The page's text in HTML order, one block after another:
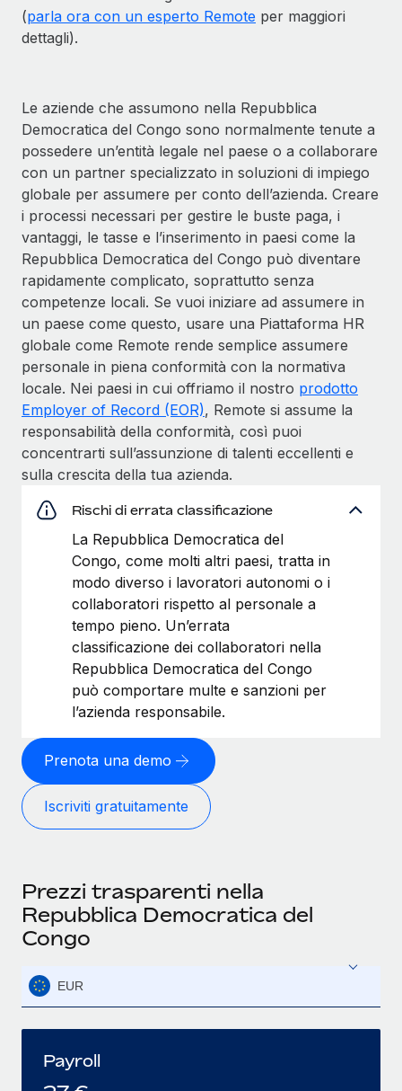
(parla ora con un esperto Remote per maggiori
dettagli).
Le aziende che assumono nella Repubblica
Democratica del Congo sono normalmente tenute a
possedere un’entità legale nel paese o a collaborare
con un partner specializzato in soluzioni di impiego
globale per assumere per conto dell’azienda. Creare
i processi necessari per gestire le buste paga, i
vantaggi, le tasse e l’inserimento in paesi come la
Repubblica Democratica del Congo può diventare
rapidamente complicato, soprattutto senza
competenze locali. Se vuoi iniziare ad assumere in
un paese come questo, usare una Piattaforma HR
globale come Remote rende semplice assumere
personale in piena conformità con la normativa
locale. Nei paesi in cui offriamo il nostro prodotto
Employer of Record (EOR), Remote si assume la
responsabilità della conformità, così puoi
concentrarti sull’assunzione di talenti eccellenti e
sulla crescita della tua azienda.
Rischi di errata classificazione
La Repubblica Democratica del
Congo, come molti altri paesi, tratta in
modo diverso i lavoratori autonomi o i
collaboratori rispetto al personale a
tempo pieno. Un’errata
classificazione dei collaboratori nella
Repubblica Democratica del Congo
può comportare multe e sanzioni per
l’azienda responsabile.
Prenota una demo
Iscriviti gratuitamente
Prezzi trasparenti nella
Repubblica Democratica del
Congo
EUR
Payroll